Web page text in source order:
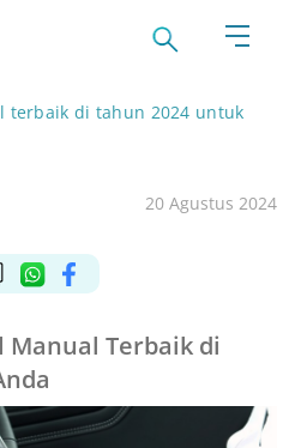
terbaik di tahun 2024 untuk
20 Agustus 2024
Manual Terbaik di